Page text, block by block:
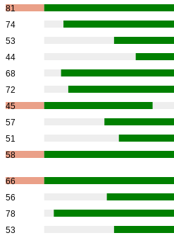
81
74
53
44
68
72
45
57
51
58
66
56
78
53